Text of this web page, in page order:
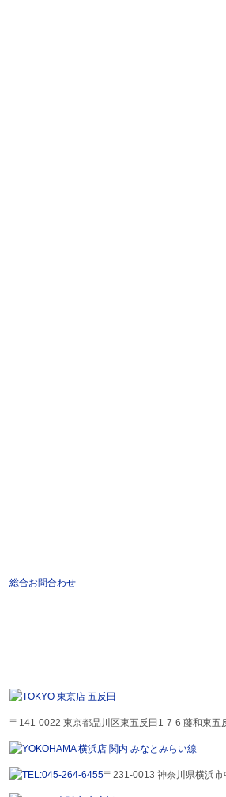
総合お問合わせ
〒141-0022 東京都品川区東五反田1-7-6 藤和東
〒231-0013 神奈川県横浜